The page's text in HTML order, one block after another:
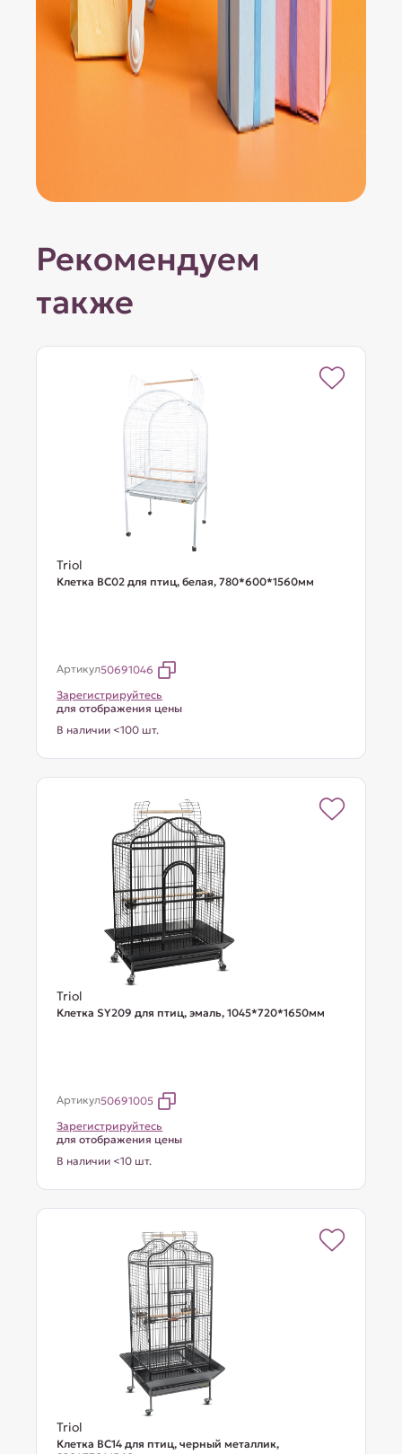
Рекомендуем
также
Triol
Клетка BC02 для птиц, белая, 780*600*1560мм
Артикул50691046
Зарегистрируйтесь
для отображения цены
В наличии <100 шт.
Triol
Клетка SY209 для птиц, эмаль, 1045*720*1650мм
Артикул50691005
Зарегистрируйтесь
для отображения цены
В наличии <10 шт.
Triol
Клетка BC14 для птиц, черный металлик,